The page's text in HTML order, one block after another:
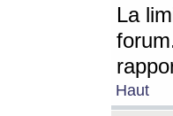
La
Haut